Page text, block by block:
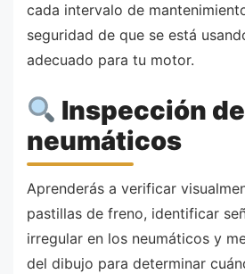
cada intervalo de
seguridad de que se está
adecuado para tu motor.
Inspección
neumáticos
Aprenderás a verificar
pastillas de freno, identificar
irregular en los neumáticos y
del dibujo para determinar